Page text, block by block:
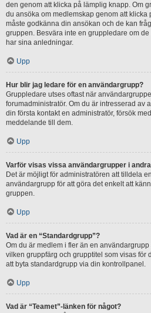
den genom att klicka på lämplig knapp. Om
du ansöka om medlemskap genom att
måste godkänna din ansökan och de kan
gruppen. Besvära inte en gruppledare om
har sina anledningar.
Upp
Hur blir jag ledare för en användargrupp?
Gruppledare utses oftast när
forumadministratör. Om du är intresserad av
din första kontakt en administratör, försök
meddelande till dem.
Upp
Varför visas vissa användargrupper i
Det är möjligt för administratören att tilldela
användargrupp för att göra det enkelt att
gruppen.
Upp
Vad är en “Standardgrupp”?
Om du är medlem i fler än en
vilken gruppfärg och grupptitel som visas för
att byta standardgrupp via din kontrollpanel.
Upp
Vad är “Teamet”-länken för något?